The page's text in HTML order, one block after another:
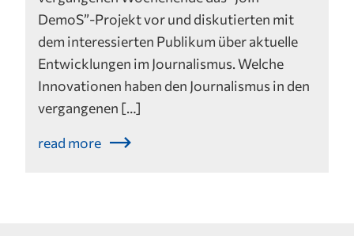
DemoS”-Projekt vor und diskutierten mit
dem interessierten Publikum über aktuelle
Entwicklungen im Journalismus. Welche
Innovationen haben den Journalismus in den
vergangenen […]
read more